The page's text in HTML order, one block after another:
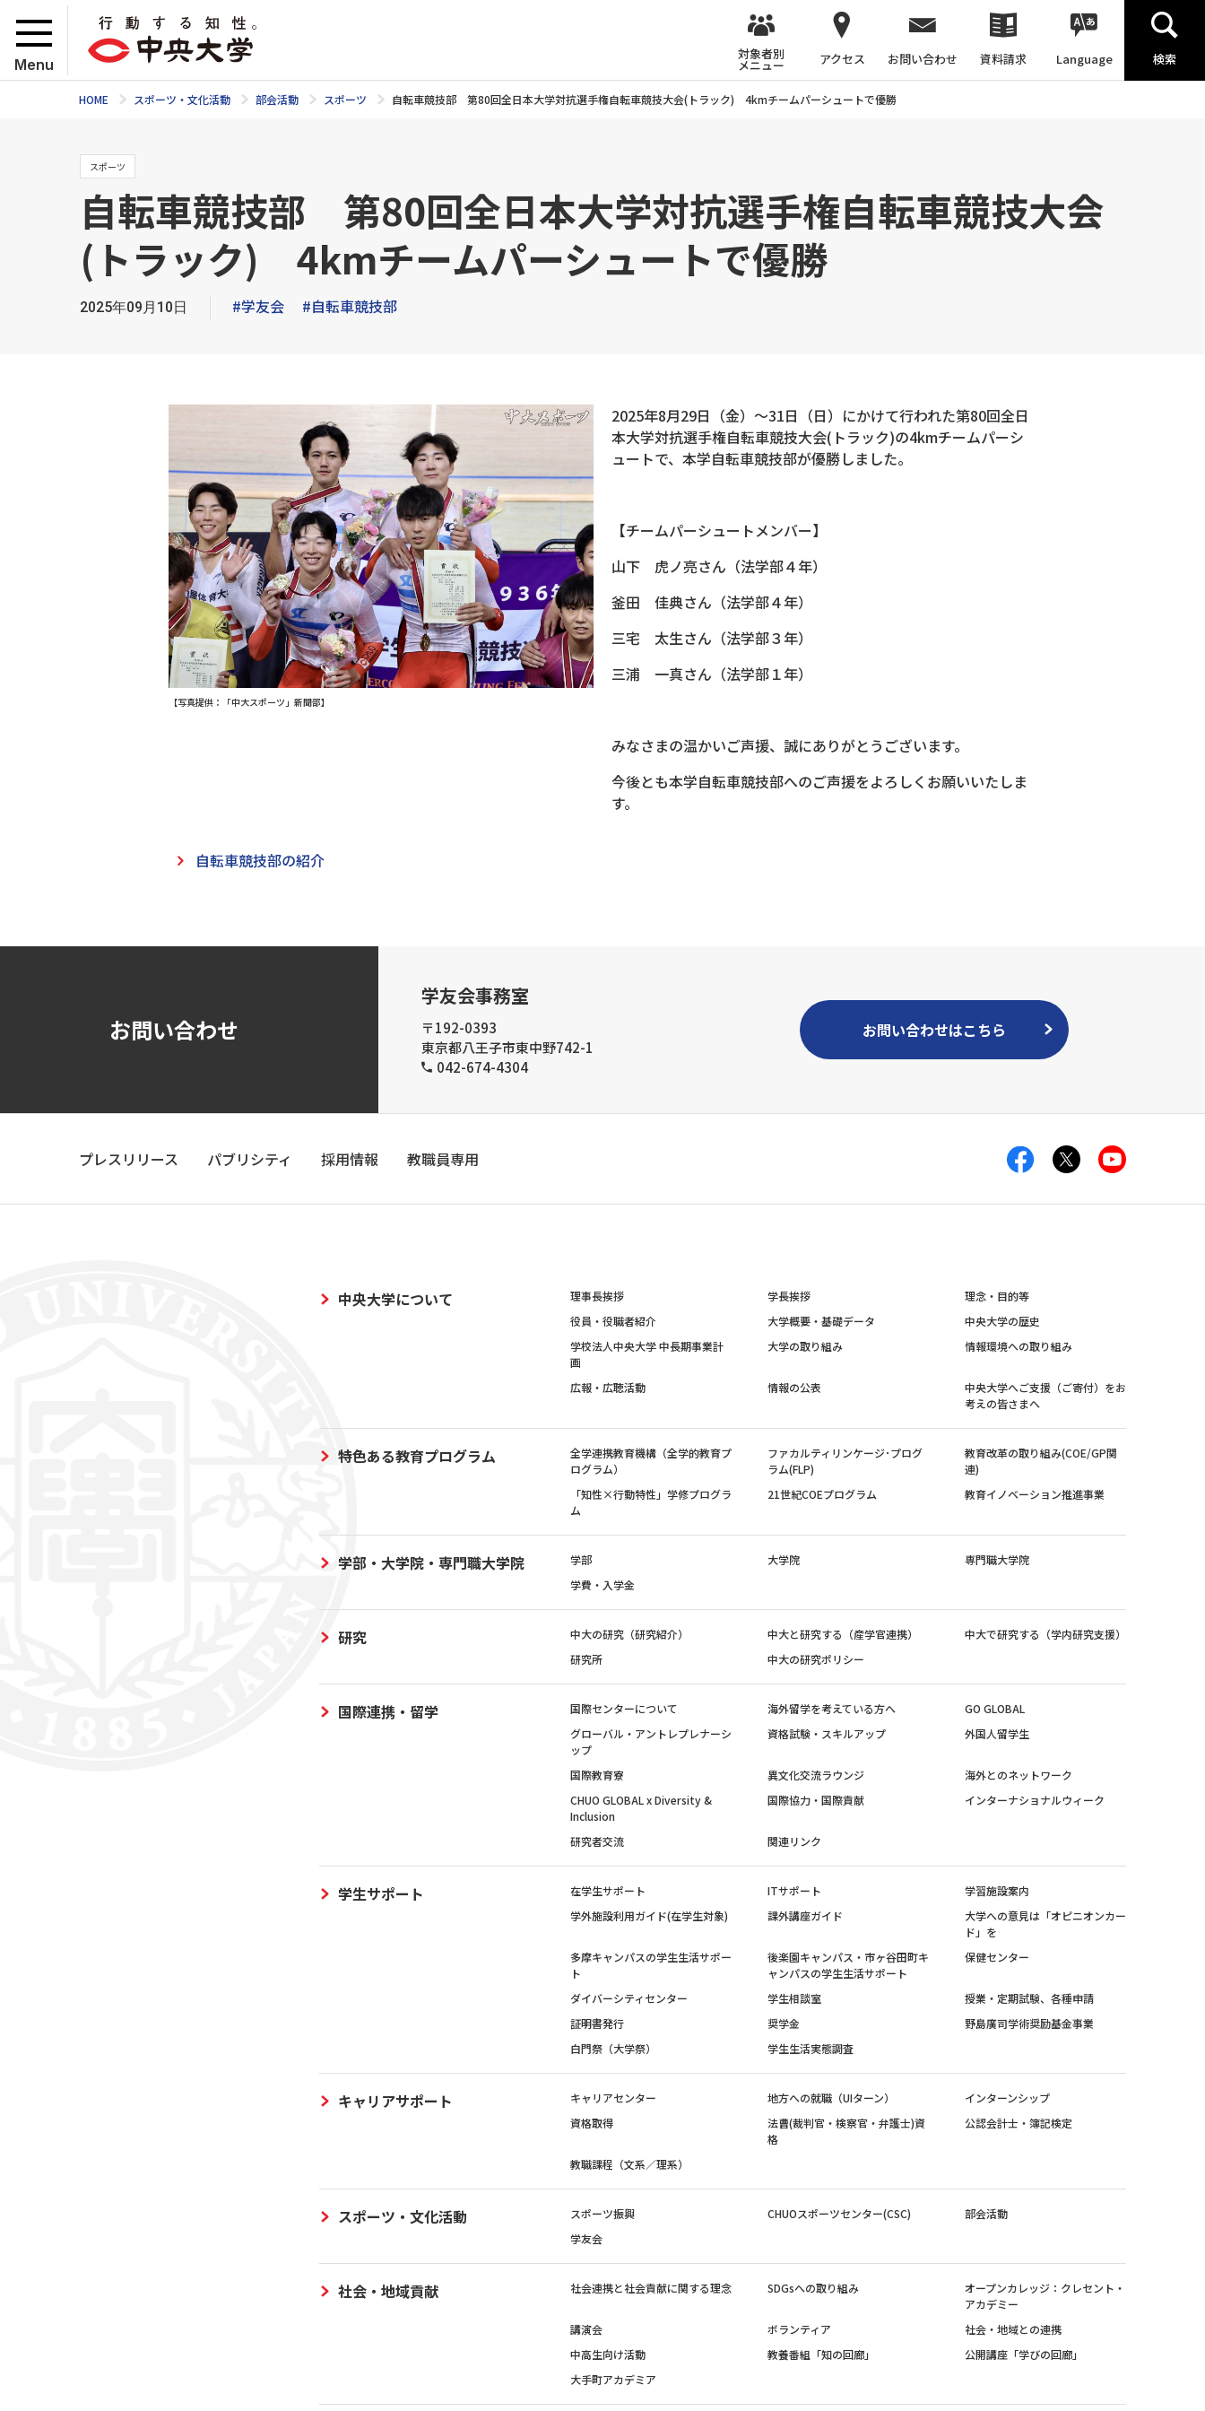
Menu
対象者別
メニュー アクセス お問い合わせ 資料請求 Language 検索
HOME スポーツ・文化活動 部会活動 スポーツ 自転車競技部 第80回全日本大学対抗選手権自転車競技大会(トラック) 4kmチームパーシュートで優勝
スポーツ
自転車競技部 第80回全日本大学対抗選手権自転車競技大会
(トラック) 4kmチームパーシュートで優勝
2025年09月10日 #学友会 #自転車競技部
【写真提供：「中大スポーツ」新聞部】
2025年8月29日（金）～31日（日）にかけて行われた第80回全日
本大学対抗選手権自転車競技大会(トラック)の4kmチームパーシ
ュートで、本学自転車競技部が優勝しました。
【チームパーシュートメンバー】
山下 虎ノ亮さん（法学部４年）
釜田 佳典さん（法学部４年）
三宅 太生さん（法学部３年）
三浦 一真さん（法学部１年）
みなさまの温かいご声援、誠にありがとうございます。
今後とも本学自転車競技部へのご声援をよろしくお願いいたしま
す。
自転車競技部の紹介
お問い合わせ
学友会事務室
〒192-0393
東京都八王子市東中野742-1
042-674-4304
お問い合わせはこちら
プレスリリース パブリシティ 採用情報 教職員専用
中央大学について 理事長挨拶 学長挨拶
理念・目的等
役員・役職者紹介
大学概要・基礎データ
中央大学の歴史
学校法人中央大学 中長期事業計
画
大学の取り組み 情報環境への取り組み
広報・広聴活動 情報の公表
中央大学へご支援（ご寄付）をお
考えの皆さまへ
特色ある教育プログラム
全学連携教育機構（全学的教育プ
ログラム）
ファカルティリンケージ･プログ
ラム(FLP)
教育改革の取り組み(COE/GP関
連)
「知性×行動特性」学修プログラ
ム
21世紀COEプログラム 教育イノベーション推進事業
学部・大学院・専門職大学院 学部 大学院
専門職大学院
学費・入学金
研究 中大の研究（研究紹介） 中大と研究する（産学官連携）
中大で研究する（学内研究支援）
研究所
中大の研究ポリシー
国際連携・留学 国際センターについて 海外留学を考えている方へ
GO GLOBAL
グローバル・アントレプレナーシ
ップ
資格試験・スキルアップ 外国人留学生
国際教育寮 異文化交流ラウンジ
海外とのネットワーク
CHUO GLOBAL x Diversity &
Inclusion
国際協力・国際貢献 インターナショナルウィーク
研究者交流 関連リンク
学生サポート 在学生サポート ITサポート
学習施設案内
学外施設利用ガイド(在学生対象)
課外講座ガイド
大学への意見は「オピニオンカー
ド」を
多摩キャンパスの学生生活サポー
ト
後楽園キャンパス・市ヶ谷田町キ
ャンパスの学生生活サポート
保健センター
ダイバーシティセンター 学生相談室
授業・定期試験、各種申請
証明書発行
奨学金
野島廣司学術奨励基金事業
白門祭（大学祭）
学生生活実態調査
キャリアサポート キャリアセンター 地方への就職（UIターン）
インターンシップ
資格取得
法曹(裁判官・検察官・弁護士)資
格
公認会計士・簿記検定
教職課程（文系／理系）
スポーツ・文化活動 スポーツ振興 CHUOスポーツセンター(CSC)
部会活動
学友会
社会・地域貢献 社会連携と社会貢献に関する理念 SDGsへの取り組み
オープンカレッジ：クレセント・
アカデミー
講演会
ボランティア
社会・地域との連携
中高生向け活動
教養番組「知の回廊」
公開講座「学びの回廊」
大手町アカデミア